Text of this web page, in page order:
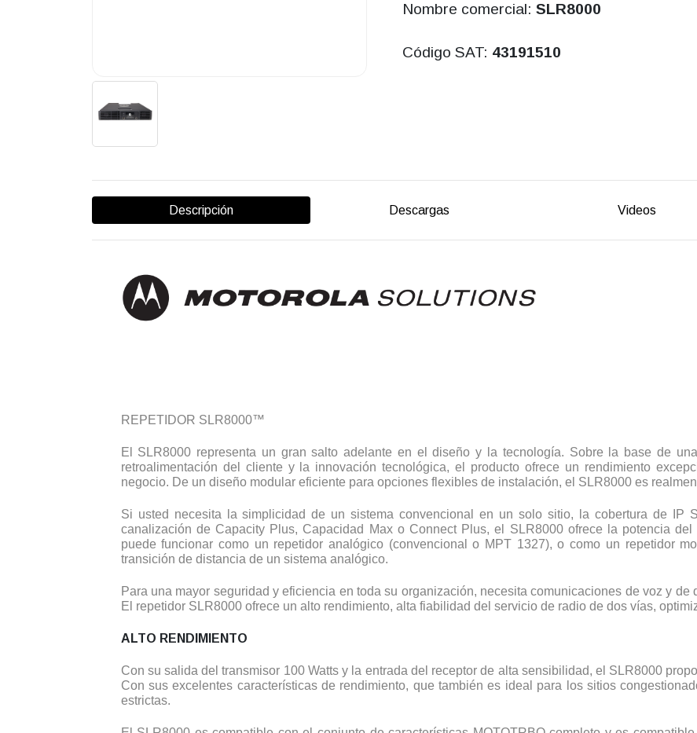
Nombre comercial: SLR8000
Código SAT: 43191510
Descripción Descargas Videos
REPETIDOR SLR8000™
El SLR8000 representa un gran salto adelante en el diseño y la tecnología. Sobre la base de
retroalimentación del cliente y la innovación tecnológica, el producto ofrece un rendimiento
negocio. De un diseño modular eficiente para opciones flexibles de instalación, el SLR8000 es
Si usted necesita la simplicidad de un sistema convencional en un solo sitio, la cobertura de IP
canalización de Capacity Plus, Capacidad Max o Connect Plus, el SLR8000 ofrece la potencia
puede funcionar como un repetidor analógico (convencional o MPT 1327), o como un repetidor
transición de distancia de un sistema analógico.
Para una mayor seguridad y eficiencia en toda su organización, necesita comunicaciones de voz y
El repetidor SLR8000 ofrece un alto rendimiento, alta fiabilidad del servicio de radio de dos vías,
ALTO RENDIMIENTO
Con su salida del transmisor 100 Watts y la entrada del receptor de alta sensibilidad, el SLR8000
Con sus excelentes características de rendimiento, que también es ideal para los sitios
estrictas.